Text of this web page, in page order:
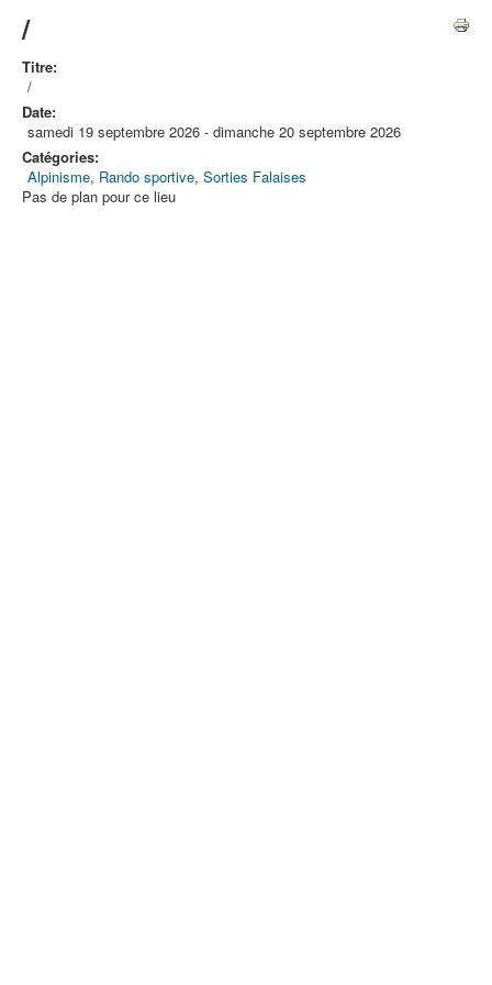
/
Titre:
/
Date:
samedi 19 septembre 2026 - dimanche 20 septembre 2026
Catégories:
Alpinisme, Rando sportive, Sorties Falaises
Pas de plan pour ce lieu